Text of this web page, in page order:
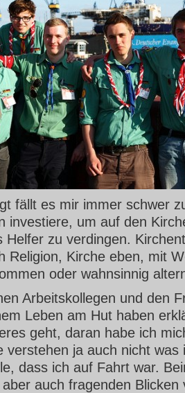
fällt es mir immer schwer
investiere, um auf den
Helfer zu verdingen.
Religion, Kirche eben, mit
oder wahnsinnig
Arbeitskollegen und den
Leben am Hut haben
geht, daran habe ich
verstehen ja auch nicht was
dass ich auf Fahrt war.
aber auch fragenden